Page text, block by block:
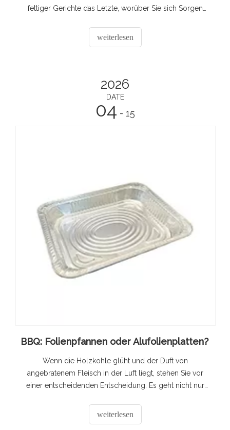
fettiger Gerichte das Letzte, worüber Sie sich Sorgen
weiterlesen
2026
DATE
04 - 15
BBQ: Folienpfannen oder Alufolienplatten?
Wenn die Holzkohle glüht und der Duft von
angebratenem Fleisch in der Luft liegt, stehen Sie vor
einer entscheidenden Entscheidung. Es geht nicht nur
weiterlesen